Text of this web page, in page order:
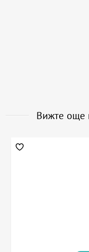
Вижте още